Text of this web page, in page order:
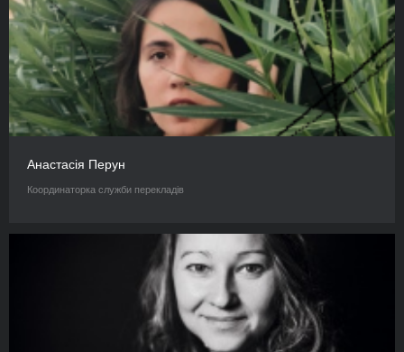
Анастасія Перун
Координаторка служби перекладів